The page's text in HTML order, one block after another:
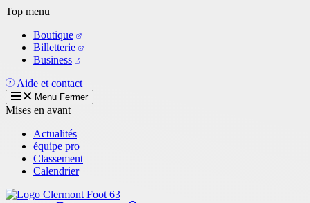
Aller
contenu
principal
Top menu
Boutique
Billetterie
Business
Aide et contact
Menu Fermer
Mises en avant
Actualités
équipe pro
Classement
Calendrier